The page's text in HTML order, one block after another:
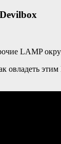
LAMP
овладеть